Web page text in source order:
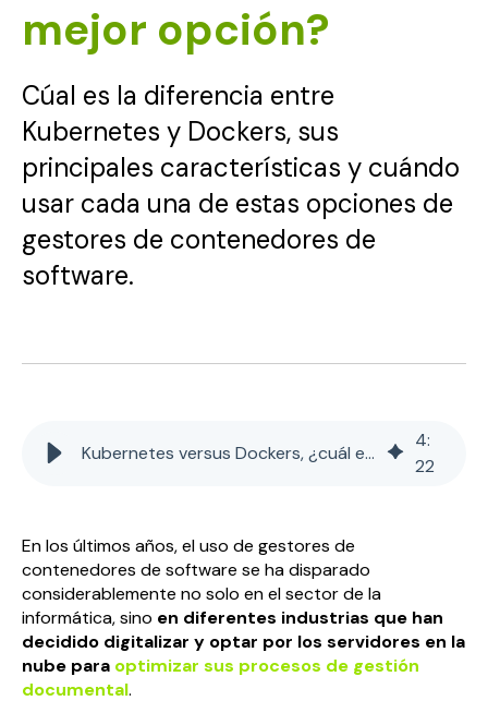
mejor opción?
Cúal es la diferencia entre
Kubernetes y Dockers, sus
principales características y cuándo
usar cada una de estas opciones de
gestores de contenedores de
software.
Kubernetes versus Dockers, ¿cuál es la mejor opción?
4:
22
En los últimos años, el uso de gestores de
contenedores de software se ha disparado
considerablemente no solo en el sector de la
informática, sino en diferentes industrias que han
decidido digitalizar y optar por los servidores en la
nube para optimizar sus procesos de gestión
documental.